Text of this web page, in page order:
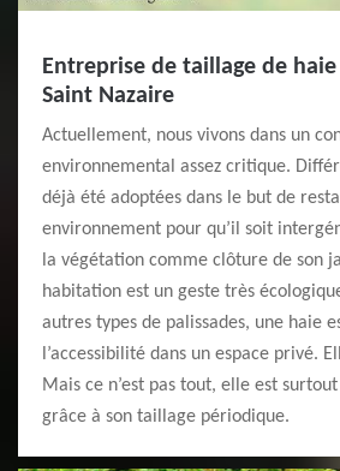
Entreprise de taillage de
Saint Nazaire
Actuellement, nous vivons dans un
environnemental assez critique.
déjà été adoptées dans le but de
environnement pour qu’il soit
la végétation comme clôture de son
habitation est un geste très
autres types de palissades, une haie
l’accessibilité dans un espace privé.
Mais ce n’est pas tout, elle est
grâce à son taillage périodique.